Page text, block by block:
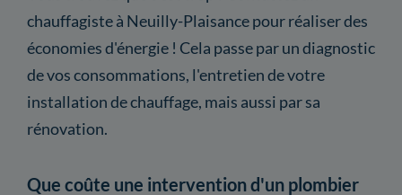
chauffagiste à Neuilly-Plaisance pour réaliser des
économies d'énergie ! Cela passe par un diagnostic
de vos consommations, l'entretien de votre
installation de chauffage, mais aussi par sa
rénovation.
Que coûte une intervention d'un plombier